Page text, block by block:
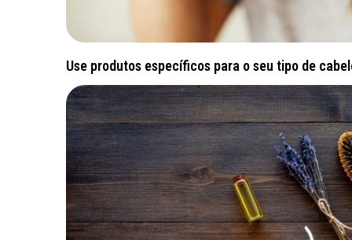
Use produtos específicos para o seu tipo de